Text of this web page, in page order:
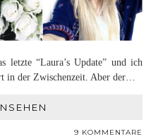
letzte “Laura’s Update” und ich
in der Zwischenzeit. Aber der…
9 KOMMENTARE